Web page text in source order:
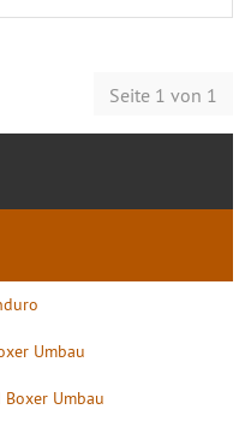
Seite 1 von 1
Umbau
Boxer Umbau